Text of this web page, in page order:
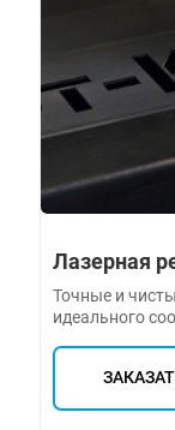
Лазерная
Точные и
идеального